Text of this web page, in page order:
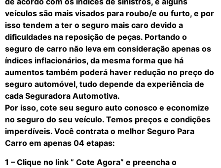
veículos são mais visados para roubo/e ou furto, e por
isso tendem a ter o seguro mais caro devido a
dificuldades na reposição de peças. Portando o
seguro de carro não leva em consideração apenas os
índices inflacionários, da mesma forma que há
aumentos também poderá haver redução no preço do
seguro automóvel, tudo depende da experiência de
cada Seguradora Automotiva.
Por isso, cote seu seguro auto conosco e economize
no seguro do seu veículo. Temos preços e condições
imperdíveis. Você contrata o melhor Seguro Para
Carro em apenas 04 etapas:
1 – Clique no link ” Cote Agora” e preencha o